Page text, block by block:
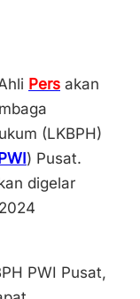
Pers akan
(LKBPH)
) Pusat.
digelar
PWI Pusat,